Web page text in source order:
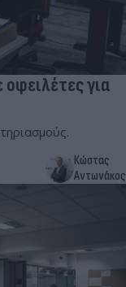
για
Κώστας
Αντωνάκος